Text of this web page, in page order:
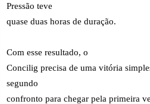
Pressão teve
quase duas horas de duração.
Com esse resultado, o
Concilig precisa de uma vitória
segundo
confronto para chegar pela primeira